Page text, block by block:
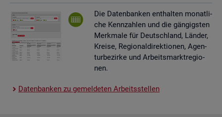
Die Da­ten­ban­ken ent­hal­ten mo­nat­li­
che Kenn­zah­len und die gän­gigs­ten
Merk­ma­le für Deutsch­land, Län­der,
Krei­se, Re­gio­nal­di­rek­tio­nen, Agen­
tur­be­zir­ke und Ar­beits­markt­re­gio­
nen.
Da­ten­ban­ken zu ge­mel­de­ten Ar­beits­stel­len